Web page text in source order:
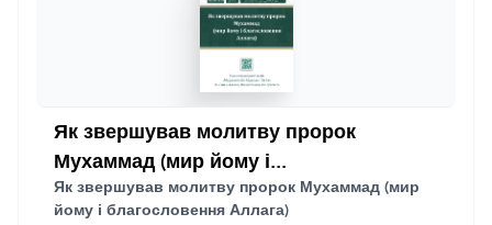
Як звершував молитву пророк
Мухаммад (мир йому і...
Як звершував молитву пророк Мухаммад (мир
йому і благословення Аллага)